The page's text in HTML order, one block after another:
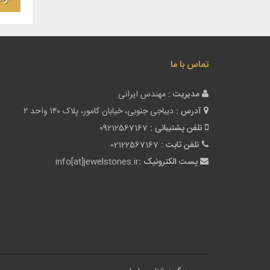
تماس با ما
مدیریت : مهندس ایرانی
آدرس : دیباجی جنوبی، خیابان کامور، پلاک ۱۴۰ واحد ۲
تلفن پشتیبانی : 09212567167
تلفن ثابت : 02122567167
پست الکترونیک :info[at]jewelstones.ir